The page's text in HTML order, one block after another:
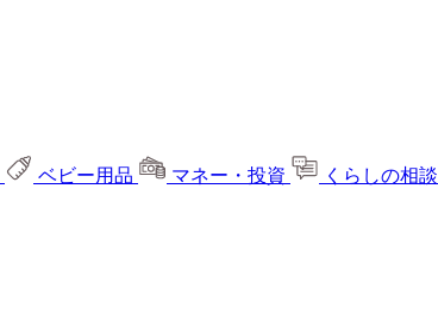
ベビー用品 マネー・投資 くらしの相談